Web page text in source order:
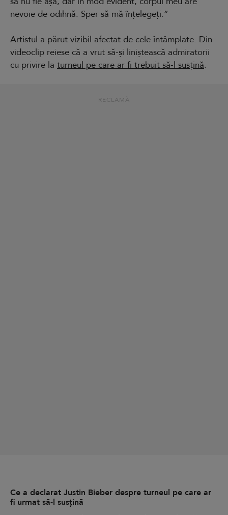
nevoie de odihnă. Sper să mă înțelegeți.”
Artistul a părut vizibil afectat de cele întâmplate. Din
videoclip reiese că a vrut să-și liniștească admiratorii
cu privire la turneul pe care ar fi trebuit să-l susțină.
RECLAMĂ
Ce a declarat Justin Bieber despre turneul pe care ar
fi urmat să-l susțină